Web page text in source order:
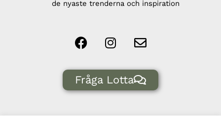
de nyaste trenderna och inspiration
Fråga Lotta